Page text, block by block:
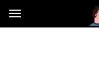
Cowtoruniu.pl